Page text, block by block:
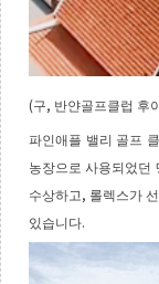
(구, 반얀골프클럽 후
파인애플 밸리 골프
농장으로 사용되었던
수상하고, 롤렉스가
있습니다.